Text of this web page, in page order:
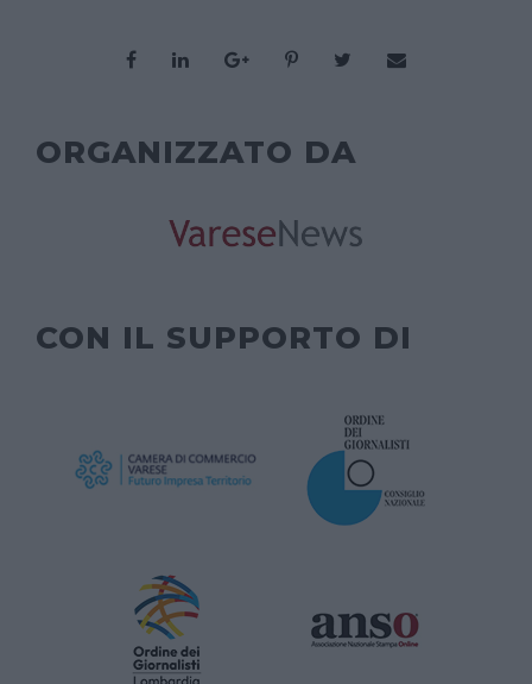
ORGANIZZATO DA
CON IL SUPPORTO DI